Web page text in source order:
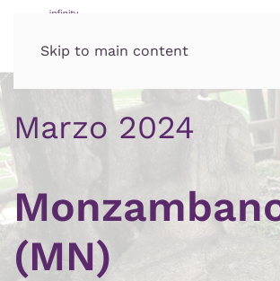
Skip to main content
Marzo 2024
(MN)